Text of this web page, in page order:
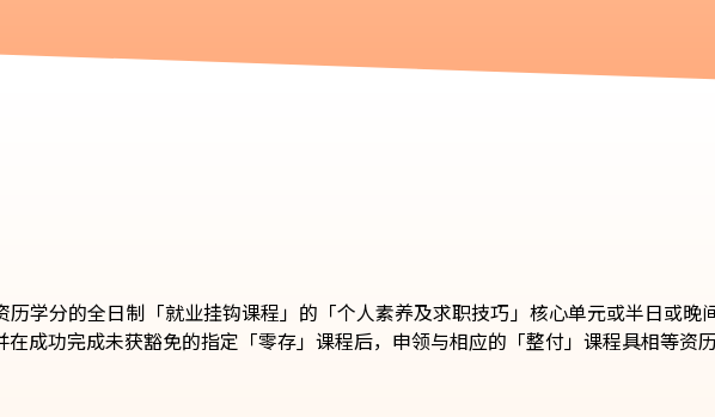
学分的全日制「就业挂钩课程」的「个人素养及求职技巧」核心单元或半日或晚
成功完成未获豁免的指定「零存」课程后，申领与相应的「整付」课程具相等资历